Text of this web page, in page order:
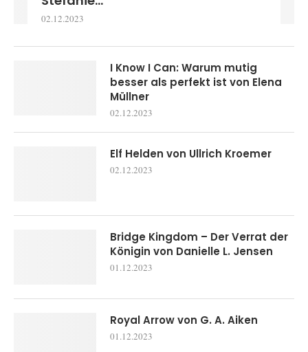
02.12.2023
I Know I Can: Warum mutig
besser als perfekt ist von Elena
Müllner
02.12.2023
Elf Helden von Ullrich Kroemer
02.12.2023
Bridge Kingdom – Der Verrat der
Königin von Danielle L. Jensen
01.12.2023
Royal Arrow von G. A. Aiken
01.12.2023